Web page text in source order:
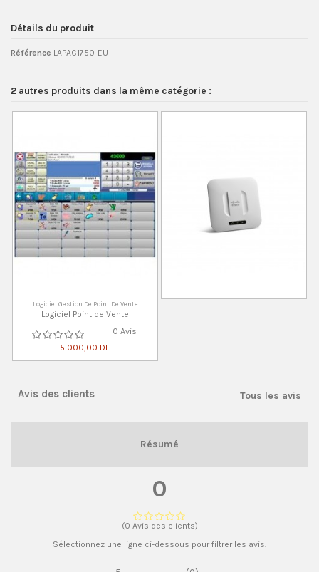
Détails du produit
Référence LAPAC1750-EU
2 autres produits dans la même catégorie :
Logiciel Gestion De Point De Vente
Logiciel Point de Vente
0 Avis
5 000,00 DH
Avis des clients Tous les avis
Résumé
0
(0 Avis des clients)
Sélectionnez une ligne ci-dessous pour filtrer les avis.